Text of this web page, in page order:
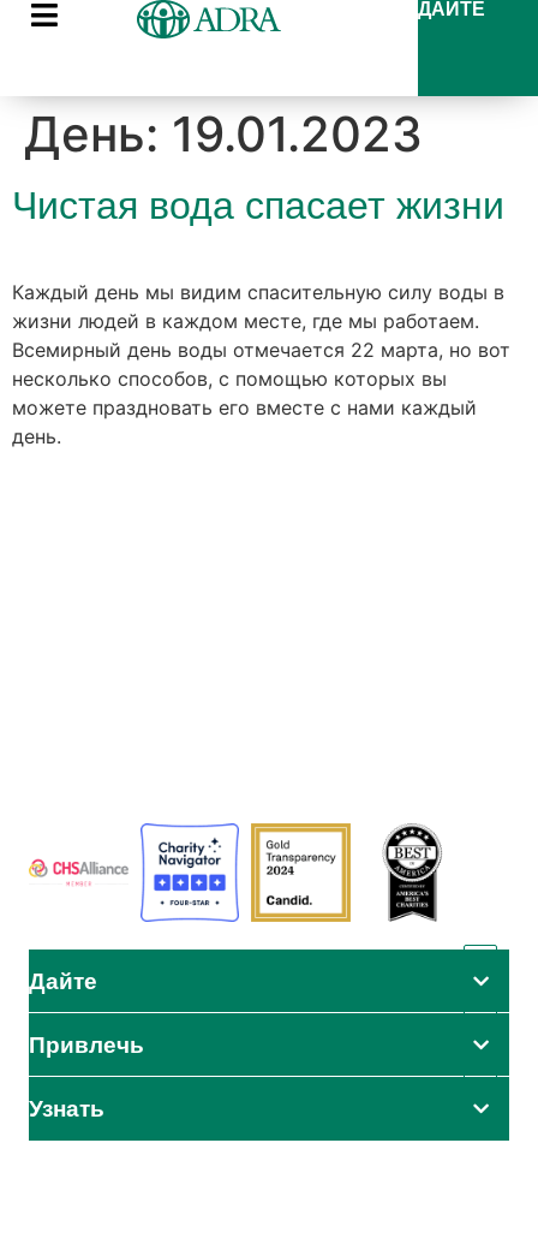
ДАЙТЕ
День: 19.01.2023
Чистая вода спасает жизни
Каждый день мы видим спасительную силу воды в
жизни людей в каждом месте, где мы работаем.
Всемирный день воды отмечается 22 марта, но вот
несколько способов, с помощью которых вы
можете праздновать его вместе с нами каждый
день.
Дайте
Привлечь
Узнать